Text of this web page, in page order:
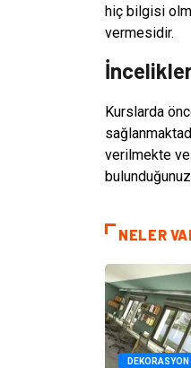
hiç bilgisi
vermesidir.
Kurslarda
verilmekte
NELER
DEKORASYON